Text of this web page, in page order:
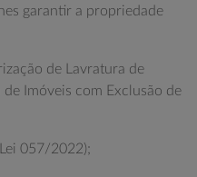
garantir a propriedade
de Lavratura de
Imóveis com Exclusão de
057/2022);